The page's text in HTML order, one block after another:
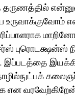
புரொடக்ஷன்ஸ்
என